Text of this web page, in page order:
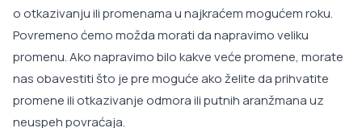
o otkazivanju ili promenama u najkraćem mogućem roku.
Povremeno ćemo možda morati da napravimo veliku
promenu. Ako napravimo bilo kakve veće promene, morate
nas obavestiti što je pre moguće ako želite da prihvatite
promene ili otkazivanje odmora ili putnih aranžmana uz
neuspeh povraćaja.